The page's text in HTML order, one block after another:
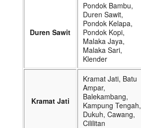
Duren Sawit
Pondok Bambu,
Duren Sawit,
Pondok Kelapa,
Pondok Kopi,
Malaka Jaya,
Malaka Sari,
Klender
Kramat Jati
Kramat Jati, Batu
Ampar,
Balekambang,
Kampung Tengah,
Dukuh, Cawang,
Cililitan